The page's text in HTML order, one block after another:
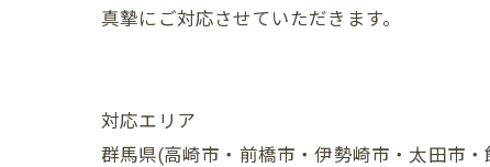
真摯にご対応させていただきます。
対応エリア
群馬県(高崎市・前橋市・伊勢崎市・太田市